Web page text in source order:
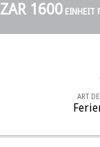
ZAR 1600 EINHEIT
ART